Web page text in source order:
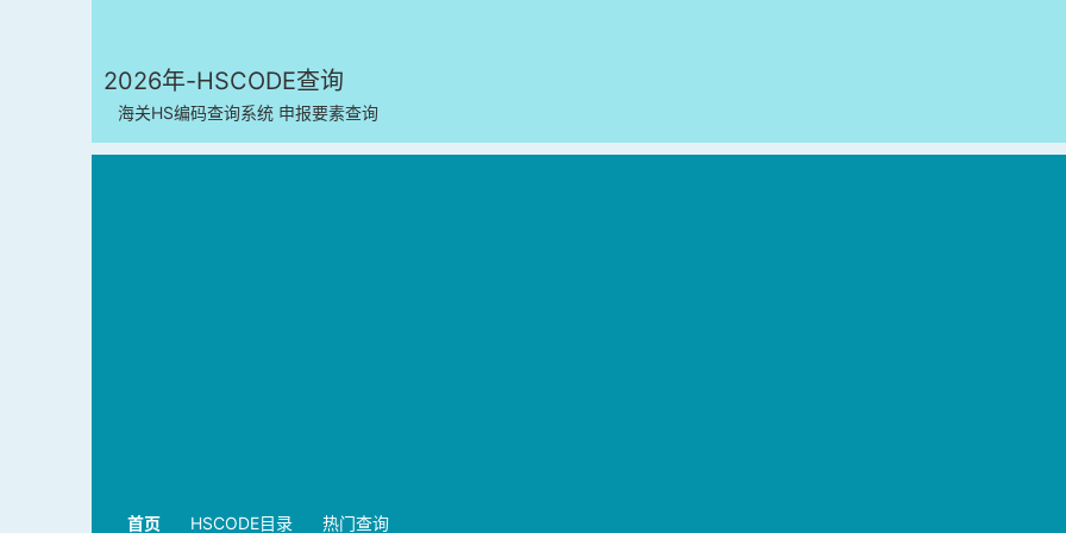
2026年-HSCODE查询
海关HS编码查询系统 申报要素查询
首页 HSCODE目录 热门查询